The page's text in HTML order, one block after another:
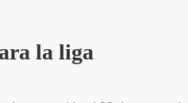
la liga